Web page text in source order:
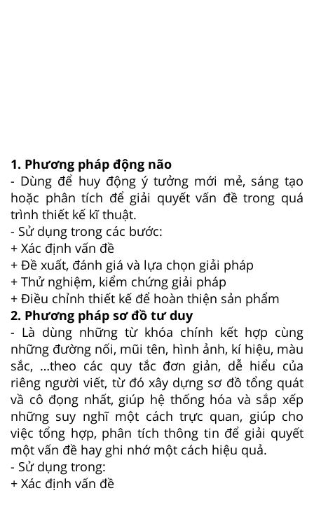
1. Phương pháp động não
- Dùng để huy động ý tưởng mới mẻ, sáng tạo
hoặc phân tích để giải quyết vấn đề trong quá
trình thiết kế kĩ thuật.
- Sử dụng trong các bước:
+ Xác định vấn đề
+ Đề xuất, đánh giá và lựa chọn giải pháp
+ Thử nghiệm, kiểm chứng giải pháp
+ Điều chỉnh thiết kế để hoàn thiện sản phẩm
2. Phương pháp sơ đồ tư duy
- Là dùng những từ khóa chính kết hợp cùng
những đường nối, mũi tên, hình ảnh, kí hiệu, màu
sắc, …theo các quy tắc đơn giản, dễ hiểu của
riêng người viết, từ đó xây dựng sơ đồ tổng quát
vầ cô đọng nhất, giúp hệ thống hóa và sắp xếp
những suy nghĩ một cách trực quan, giúp cho
việc tổng hợp, phân tích thông tin để giải quyết
một vấn đề hay ghi nhớ một cách hiệu quả.
- Sử dụng trong:
+ Xác định vấn đề